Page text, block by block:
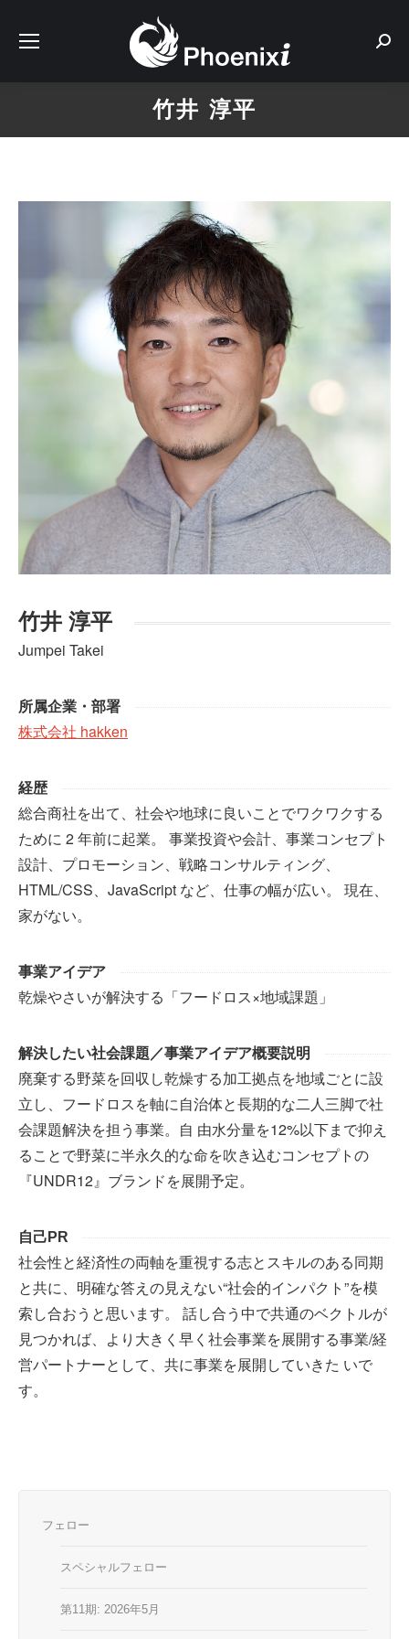
竹井 淳平
竹井 淳平
Jumpei Takei
所属企業・部署
株式会社 hakken
経歴
総合商社を出て、社会や地球に良いことでワクワクする
ために 2 年前に起業。 事業投資や会計、事業コンセプト
設計、プロモーション、戦略コンサルティング、
HTML/CSS、JavaScript など、仕事の幅が広い。 現在、
家がない。
事業アイデア
乾燥やさいが解決する「フードロス×地域課題」
解決したい社会課題／事業アイデア概要説明
廃棄する野菜を回収し乾燥する加工拠点を地域ごとに設
立し、フードロスを軸に自治体と⻑期的な二人三脚で社
会課題解決を担う事業。自 由水分量を12%以下まで抑え
ることで野菜に半永久的な命を吹き込むコンセプトの
『UNDR12』ブランドを展開予定。
自己PR
社会性と経済性の両軸を重視する志とスキルのある同期
と共に、明確な答えの見えない“社会的インパクト”を模
索し合おうと思います。 話し合う中で共通のベクトルが
見つかれば、より大きく早く社会事業を展開する事業/経
営パートナーとして、共に事業を展開していきた いで
す。
フェロー
スペシャルフェロー
第11期: 2026年5月